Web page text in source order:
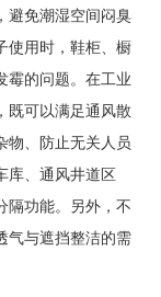
避免潮湿空间闷臭
使用时，鞋柜、橱
霉的问题。在工业
既可以满足通风散
物、防止无关人员
库、通风井道区
隔功能。另外，不
气与遮挡整洁的需